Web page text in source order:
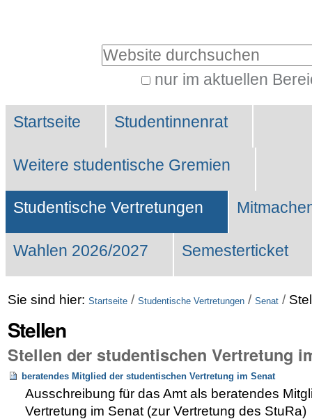
Website durchsuchen
nur im aktuellen
Suche…
Sektionen
Startseite Studentinnenrat
Weitere studentische Gremien
Studentische Vertretungen
Wahlen 2026/2027 Semesterticket
Sie sind hier: Startseite / Studentische Vertretungen / Senat /
Stellen
Stellen der studentischen Vertretung
beratendes Mitglied der studentischen Vertretung im Senat
Ausschreibung für das Amt als beratendes
Vertretung im Senat (zur Vertretung des StuRa)